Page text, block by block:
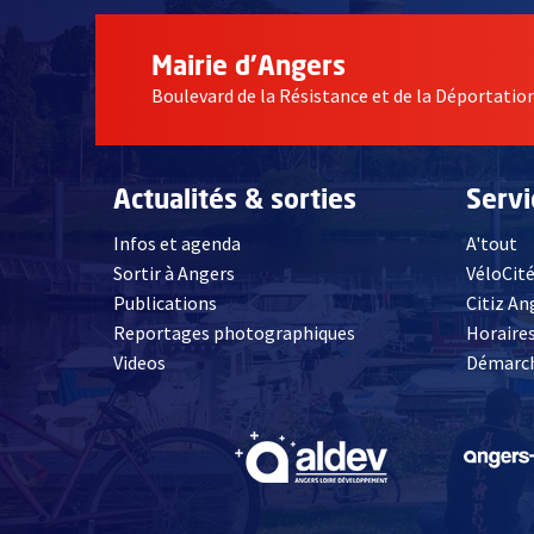
Mairie d'Angers
Boulevard de la Résistance et de la Déportation
Actualités & sorties
Infos et agenda
Sortir à Angers
Publications
Reportages photographiques
Videos, Ouvre une nouvelle fenêtre
A'tout
VéloCité
Citiz
, Ouvre une